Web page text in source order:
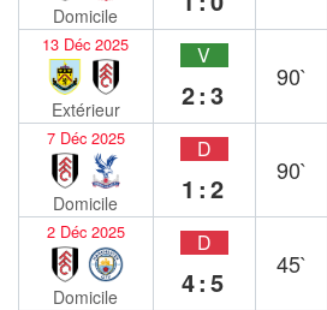
Domicile
13 Déc 2025
Extérieur
V
2:3
90`
7 Déc 2025
Domicile
D
1:2
90`
2 Déc 2025
Domicile
D
4:5
45`